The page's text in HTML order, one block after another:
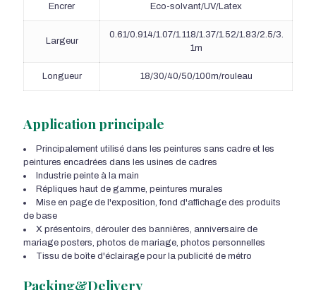
Encrer Eco-solvant/UV/Latex
Largeur
0.61/0.914/1.07/1.118/1.37/1.52/1.83/2.5/3.
1m
Longueur 18/30/40/50/100m/rouleau
Application principale
Principalement utilisé dans les peintures sans cadre et les
peintures encadrées dans les usines de cadres
Industrie peinte à la main
Répliques haut de gamme, peintures murales
Mise en page de l'exposition, fond d'affichage des produits
de base
X présentoirs, dérouler des bannières, anniversaire de
mariage posters, photos de mariage, photos personnelles
Tissu de boîte d'éclairage pour la publicité de métro
Packing&Delivery